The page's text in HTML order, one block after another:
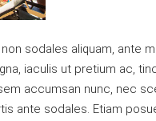
sodales aliquam, ante
iaculis ut pretium ac,
accumsan nunc, nec
ante sodales. Etiam